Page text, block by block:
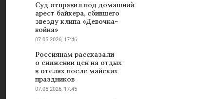
Суд отправил под домашний
арест байкера, сбившего
звезду клипа «Девочка-
война»
07.05.2026, 17:46
Россиянам рассказали
о снижении цен на отдых
в отелях после майских
праздников
07.05.2026, 17:45